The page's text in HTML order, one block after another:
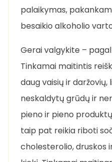
palaikymas,
besaikio alkoholio
Gerai valgykite –
Tinkamai maitintis
daug vaisių ir
neskaldytų grūdų ir
pieno ir pieno
taip pat reikia riboti
cholesterolio, druskos